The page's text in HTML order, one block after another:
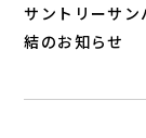
サントリーサン
結のお知らせ